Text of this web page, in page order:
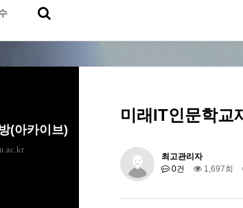
미래IT인문학교
최고관리자
0건
1,697회
(아카이브)